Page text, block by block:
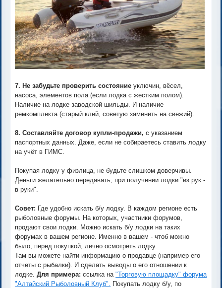
7. Не забудьте проверить состояние уключин, вёсел,
насоса, элементов пола (если лодка с жестким полом).
Наличие на лодке заводской шильды. И наличие
ремкомплекта (старый клей, советую заменить на свежий).
8. Составляйте договор купли-продажи, с указанием
паспортных данных. Даже, если не собираетесь ставить лодку
на учёт в ГИМС.
Покупая лодку у физлица, не будьте слишком доверчивы.
Деньги желательно передавать, при получении лодки "из рук -
в руки".
Совет: Где удобно искать б/у лодку. В каждом регионе есть
рыболовные форумы. На которых, участники форумов,
продают свои лодки. Можно искать б/у лодки на таких
форумах в вашем регионе. Именно в вашем - чтоб можно
было, перед покупкой, лично осмотреть лодку.
Там вы можете найти информацию о продавце (например его
отчеты с рыбалки). И сделать выводы о его отношении к
лодке.Для примера: ссылка на"Торговую площадку" форума
"Алтайский Рыболовный Клуб". Покупать лодку б/у, по